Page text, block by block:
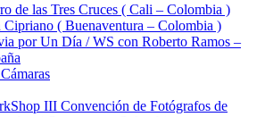
de las Tres Cruces ( Cali – Colombia )
Cipriano ( Buenaventura – Colombia )
por Un Día / WS con Roberto Ramos –
III Convención de Fotógrafos de